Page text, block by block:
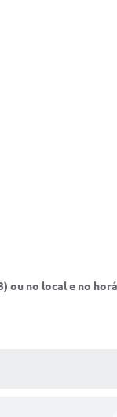
ou no local e no